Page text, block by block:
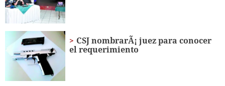
CSJ nombrarÃ¡ juez para conocer
el requerimiento